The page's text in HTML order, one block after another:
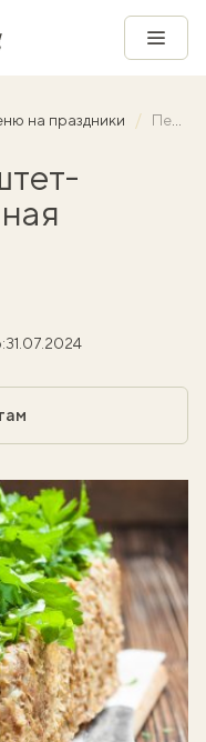
на праздники Печеночный паштет-рулет — изысканная закуска
31.07.2024